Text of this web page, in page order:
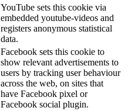
YouTube sets this cookie via
embedded youtube-videos and
registers anonymous statistical
data.
Facebook sets this cookie to
show relevant advertisements to
users by tracking user behaviour
across the web, on sites that
have Facebook pixel or
Facebook social plugin.